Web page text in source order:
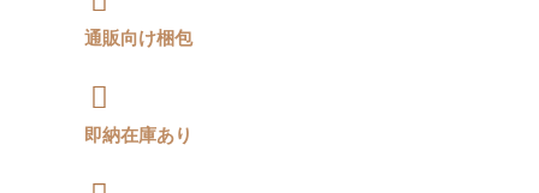
通販向け梱包
即納在庫あり